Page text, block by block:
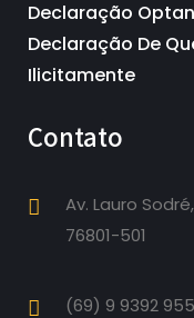
Declaração
Declaração De
Ilicitamente
Contato
Av. Lauro
76801-501
(69) 9 9392